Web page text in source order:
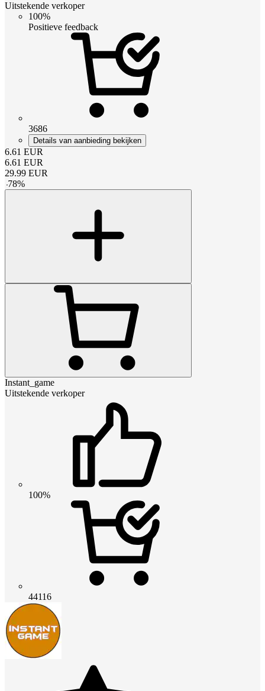
Uitstekende verkoper
100%
Positieve feedback
3686
Details van aanbieding bekijken
6.61 EUR
6.61 EUR
29.99 EUR
-78%
Instant_game
Uitstekende verkoper
100%
44116